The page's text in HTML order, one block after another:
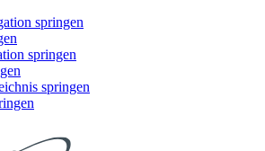
springen
springen
springen